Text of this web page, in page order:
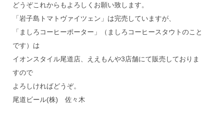
どうぞこれからもよろしくお願い致します。
「岩子島トマトヴァイツェン」は完売していますが、
「ましろコーヒーポーター」（ましろコーヒースタウトのこと
です）は
イオンスタイル尾道店、ええもんや3店舗にて販売しておりま
すので
よろしければどうぞ。
尾道ビール(株) 佐々木